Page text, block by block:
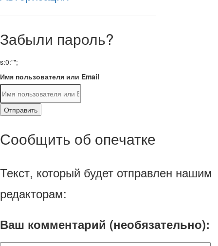
Забыли пароль?
s:0:"";
Имя пользователя или Email
Отправить
Сообщить об опечатке
Текст, который будет отправлен нашим
редакторам:
Ваш комментарий (необязательно):